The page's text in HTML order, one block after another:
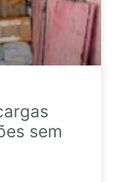
sem